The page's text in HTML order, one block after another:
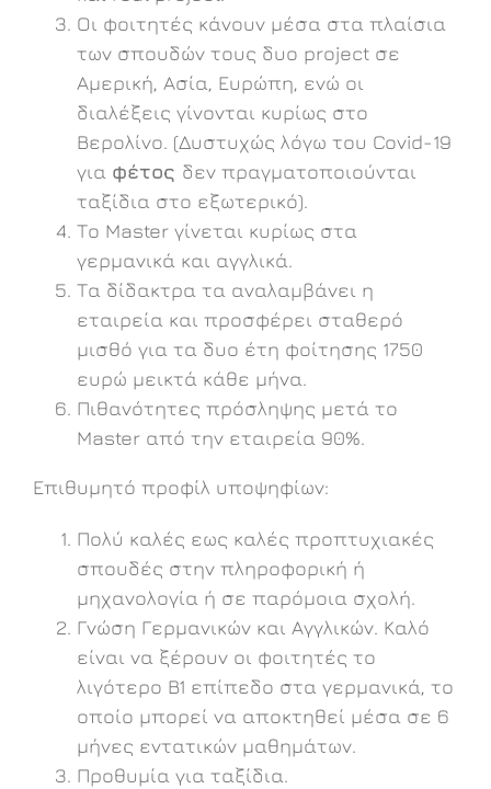
Οι φοιτητές κάνουν μέσα στα πλαίσια
των σπουδών τους δυο project σε
Αμερική, Ασία, Ευρώπη, ενώ οι
διαλέξεις γίνονται κυρίως στο
Βερολίνο. (Δυστυχώς λόγω του Covid-19
για φέτος δεν πραγματοποιούνται
ταξίδια στο εξωτερικό).
Το Master γίνεται κυρίως στα
γερμανικά και αγγλικά.
Tα δίδακτρα τα αναλαμβάνει η
εταιρεία και προσφέρει σταθερό
μισθό για τα δυο έτη φοίτησης 1750
ευρώ μεικτά κάθε μήνα.
Πιθανότητες πρόσληψης μετά το
Master από την εταιρεία 90%.
Επιθυμητό προφίλ υποψηφίων:
Πολύ καλές εως καλές προπτυχιακές
σπουδές στην πληροφορική ή
μηχανολογία ή σε παρόμοια σχολή.
Γνώση Γερμανικών και Αγγλικών. Καλό
είναι να ξέρουν οι φοιτητές το
λιγότερο B1 επίπεδο στα γερμανικά, το
οποίο μπορεί να αποκτηθεί μέσα σε 6
μήνες εντατικών μαθημάτων.
Προθυμία για ταξίδια.